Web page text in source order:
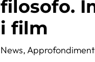
filosofo.
i film
News,